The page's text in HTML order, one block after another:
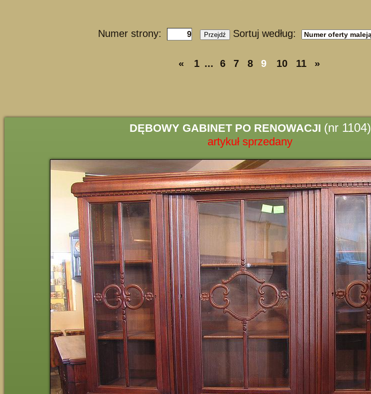
Numer strony: Przejdź Sortuj według:
« 1 ... 6 7 8 9 10 11 »
DĘBOWY GABINET PO RENOWACJI (nr 1104)
artykuł sprzedany